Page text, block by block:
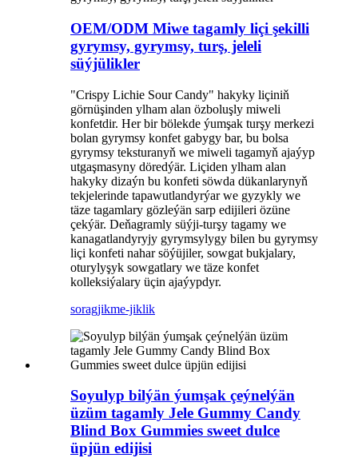
OEM/ODM Miwe tagamly liçi şekilli
gyrymsy, gyrymsy, turş, jeleli
süýjülikler
"Crispy Lichie Sour Candy" hakyky liçiniň
görnüşinden ylham alan özboluşly miweli
konfetdir. Her bir bölekde ýumşak turşy merkezi
bolan gyrymsy konfet gabygy bar, bu bolsa
gyrymsy teksturanyň we miweli tagamyň ajaýyp
utgaşmasyny döredýär. Liçiden ylham alan
hakyky dizaýn bu konfeti söwda dükanlarynyň
tekjelerinde tapawutlandyrýar we gyzykly we
täze tagamlary gözleýän sarp edijileri özüne
çekýär. Deňagramly süýji-turşy tagamy we
kanagatlandyryjy gyrymsylygy bilen bu gyrymsy
liçi konfeti nahar söýüjiler, sowgat bukjalary,
oturylyşyk sowgatlary we täze konfet
kolleksiýalary üçin ajaýypdyr.
soragjikme-jiklik
Soyulyp bilýän ýumşak çeýnelýän
üzüm tagamly Jele Gummy Candy
Blind Box Gummies sweet dulce
üpjün edijisi